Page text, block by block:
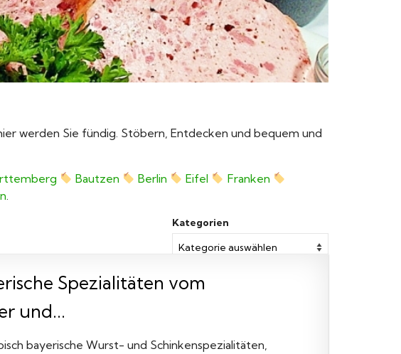
werden Sie fündig. Stöbern, Entdecken und bequem und
Bautzen Berlin Eifel
Franken
Kategorien
Spezialitäten vom
und...
bayerische Wurst- und Schinkenspezialitäten,